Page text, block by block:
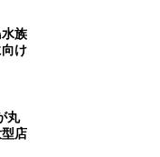
族
け
丸
店